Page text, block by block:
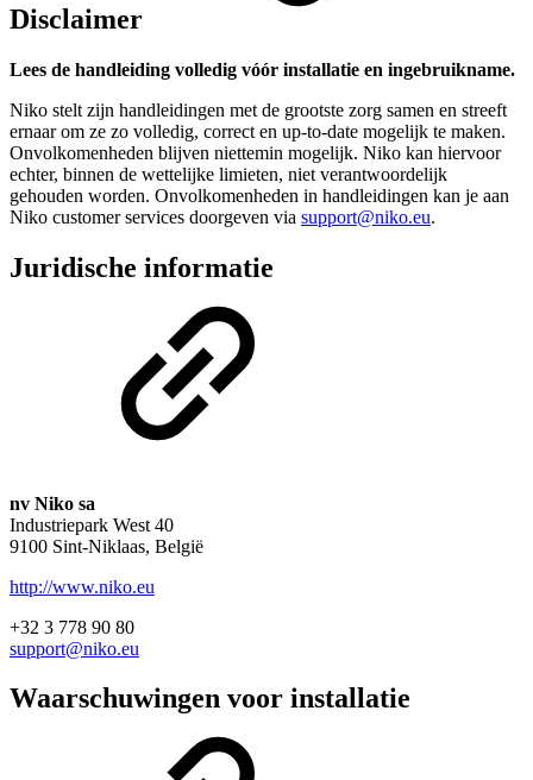
Disclaimer
Lees de handleiding volledig vóór installatie en ingebruikname.
Niko stelt zijn handleidingen met de grootste zorg samen en streeft
ernaar om ze zo volledig, correct en up-to-date mogelijk te maken.
Onvolkomenheden blijven niettemin mogelijk. Niko kan hiervoor
echter, binnen de wettelijke limieten, niet verantwoordelijk
gehouden worden. Onvolkomenheden in handleidingen kan je aan
Niko customer services doorgeven via support@niko.eu.
Juridische informatie
nv Niko sa
Industriepark West 40
9100 Sint-Niklaas, België
http://www.niko.eu
+32 3 778 90 80
support@niko.eu
Waarschuwingen voor installatie